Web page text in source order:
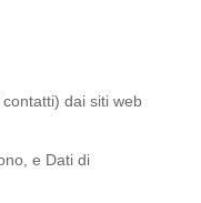
dai siti web
e Dati di